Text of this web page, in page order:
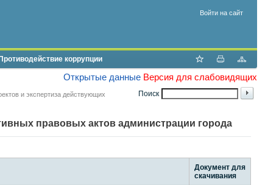
Войти на сайт
Противодействие коррупции
Открытые данные Версия для слабовидящих
Поиск
и экспертиза действующих
правовых актов администрации города
Документ для
скачивания